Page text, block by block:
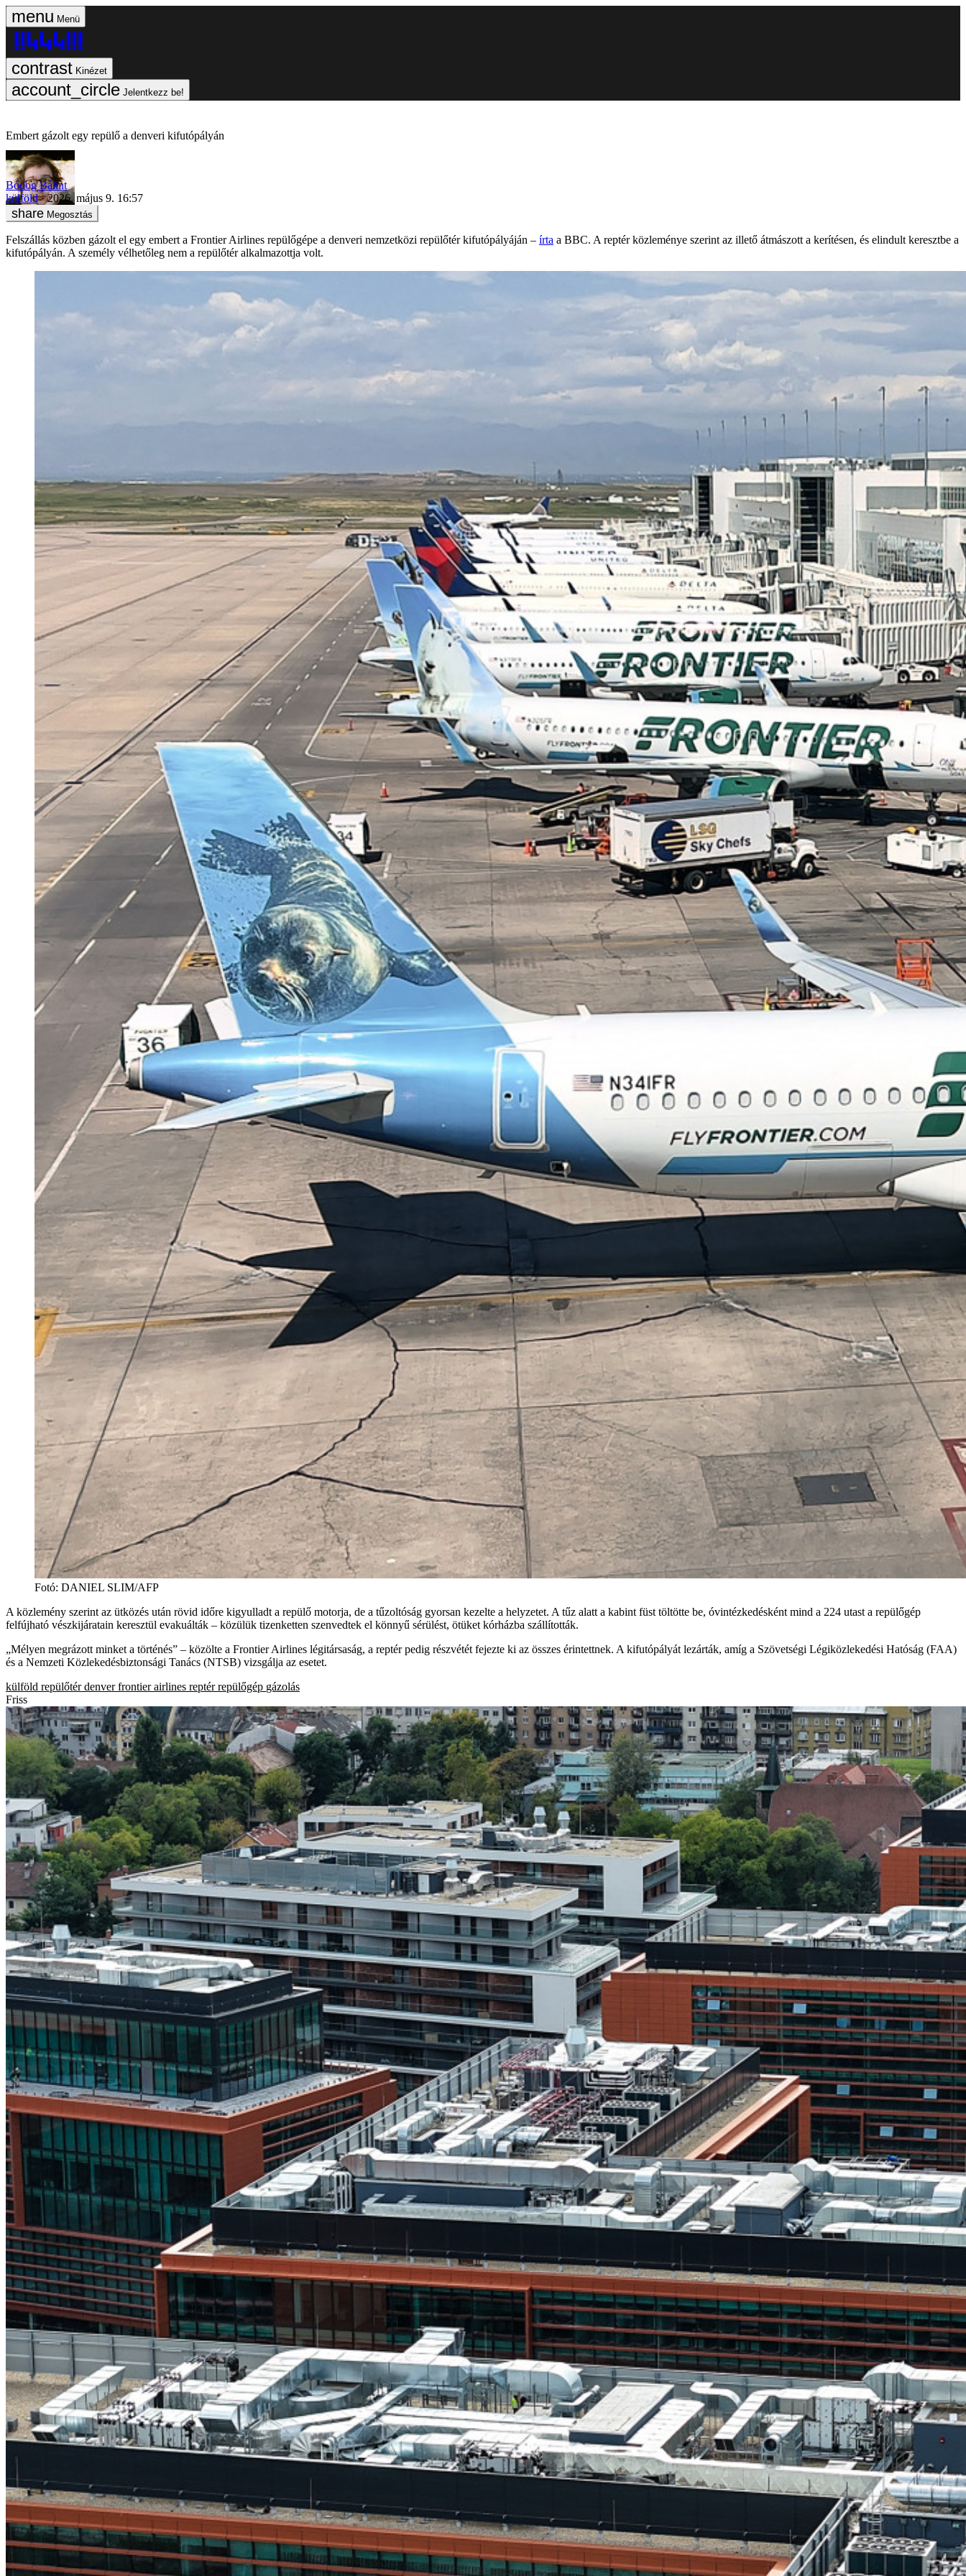
Menü
Kinézet
Jelentkezz be!
Embert gázolt egy repülő a denveri kifutópályán
Bódog Bálint
külföld
2026. május 9. 16:57
Megosztás
Felszállás közben gázolt el egy embert a Frontier Airlines repülőgépe a denveri nemzetközi repülőtér kifutópályáján – írta a BBC. A reptér közleménye szerint az illető átmászott a kerítésen, és elindult keresztbe a
kifutópályán. A személy vélhetőleg nem a repülőtér alkalmazottja volt.
Fotó: DANIEL SLIM/AFP
A közlemény szerint az ütközés után rövid időre kigyulladt a repülő motorja, de a tűzoltóság gyorsan kezelte a helyzetet. A tűz alatt a kabint füst töltötte be, óvintézkedésként mind a 224 utast a repülőgép
felfújható vészkijáratain keresztül evakuálták – közülük tizenketten szenvedtek el könnyű sérülést, ötüket kórházba szállították.
„Mélyen megrázott minket a történés” – közölte a Frontier Airlines légitársaság, a reptér pedig részvétét fejezte ki az összes érintettnek. A kifutópályát lezárták, amíg a Szövetségi Légiközlekedési Hatóság (FAA)
és a Nemzeti Közlekedésbiztonsági Tanács (NTSB) vizsgálja az esetet.
külföld repülőtér denver frontier airlines reptér repülőgép gázolás
Friss